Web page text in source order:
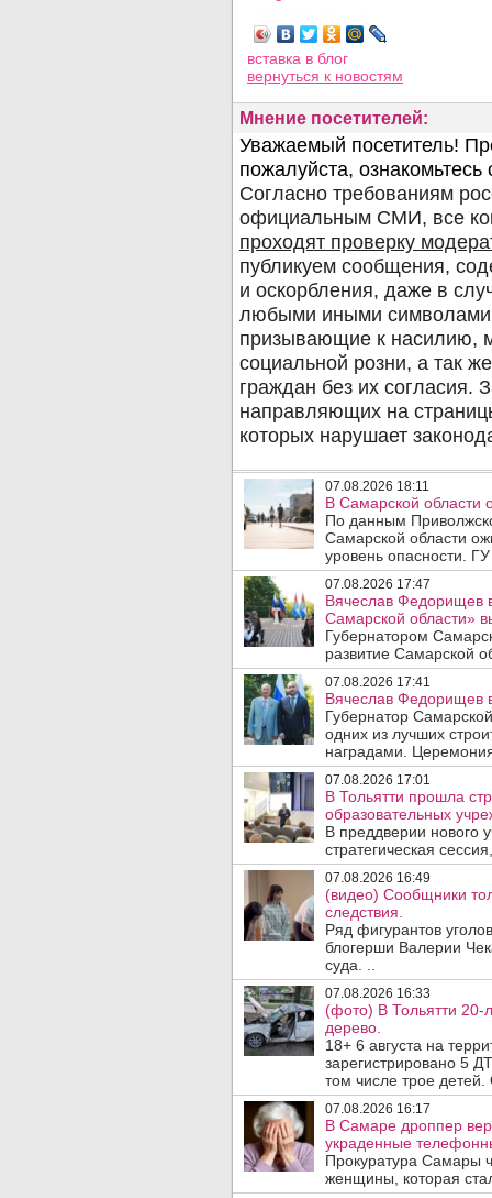
вставка в блог
вернуться к новостям
Мнение посетителей:
07.08.2026 18:11
В Самарской области
По данным
Самарской области
уровень опасности.
07.08.2026 17:47
Вячеслав Федорищев
Самарской области»
Губернатором
развитие Самарской
07.08.2026 17:41
Вячеслав Федорищев
Губернатор
одних из лучших
наградами.
07.08.2026 17:01
В Тольятти прошла
образовательных
В преддверии нового
стратегическая
07.08.2026 16:49
(видео) Сообщники
следствия.
Ряд фигурантов
блогерши Валерии
суда. ..
07.08.2026 16:33
(фото) В Тольятти 20-
дерево.
18+ 6 августа на
зарегистрировано 5
том числе трое
07.08.2026 16:17
В Самаре дроппер
украденные
Прокуратура Самары
женщины, которая